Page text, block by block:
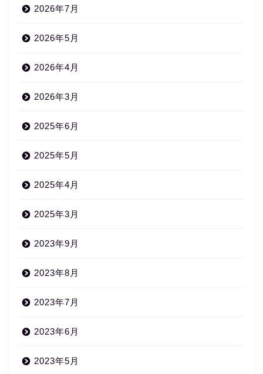
2026年7月
2026年5月
2026年4月
2026年3月
2025年6月
2025年5月
2025年4月
2025年3月
2023年9月
2023年8月
2023年7月
2023年6月
2023年5月